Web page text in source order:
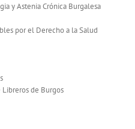
y Astenia Crónica Burgalesa
por el Derecho a la Salud
de Burgos